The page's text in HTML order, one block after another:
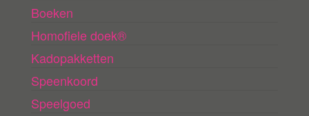
Boeken
Homofiele doek®
Kadopakketten
Speenkoord
Speelgoed